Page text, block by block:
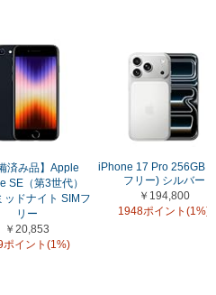
済み品】Apple
SE（第3世代）
ッドナイト SIMフ
リー
￥20,853
ポイント(1%)
iPhone 17 Pro 256GB
フリー) シルバー
￥194,800
1948ポイント(1%)